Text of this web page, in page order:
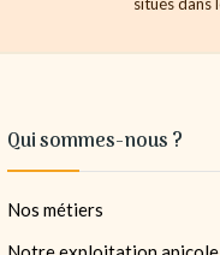
situés dans
Qui sommes-nous ?
Nos métiers